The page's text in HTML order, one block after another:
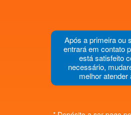
Após a primeira ou
entrará em contato
está satisfeito
necessário,
melhor